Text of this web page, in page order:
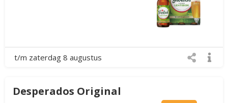
t/m zaterdag 8 augustus
Desperados Original